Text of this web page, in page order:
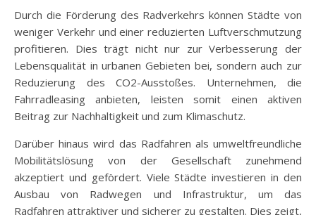
Durch die Förderung des Radverkehrs können Städte von
weniger Verkehr und einer reduzierten Luftverschmutzung
profitieren. Dies trägt nicht nur zur Verbesserung der
Lebensqualität in urbanen Gebieten bei, sondern auch zur
Reduzierung des CO2-Ausstoßes. Unternehmen, die
Fahrradleasing anbieten, leisten somit einen aktiven
Beitrag zur Nachhaltigkeit und zum Klimaschutz.
Darüber hinaus wird das Radfahren als umweltfreundliche
Mobilitätslösung von der Gesellschaft zunehmend
akzeptiert und gefördert. Viele Städte investieren in den
Ausbau von Radwegen und Infrastruktur, um das
Radfahren attraktiver und sicherer zu gestalten. Dies zeigt,